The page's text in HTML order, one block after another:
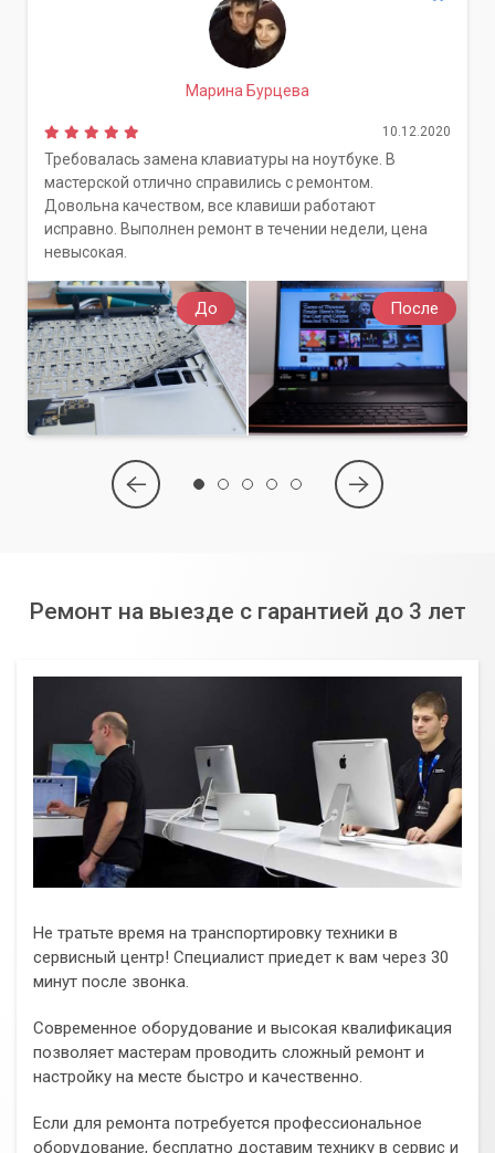
До После
Марина Бурцева
10.12.2020
Требовалась замена клавиатуры на ноутбуке. В
мастерской отлично справились с ремонтом.
Довольна качеством, все клавиши работают
исправно. Выполнен ремонт в течении недели, цена
невысокая.
Ремонт на выезде с гарантией до 3 лет
Не тратьте время на транспортировку техники в
сервисный центр! Специалист приедет к вам через 30
минут после звонка.
Современное оборудование и высокая квалификация
позволяет мастерам проводить сложный ремонт и
настройку на месте быстро и качественно.
Если для ремонта потребуется профессиональное
оборудование, бесплатно доставим технику в сервис и